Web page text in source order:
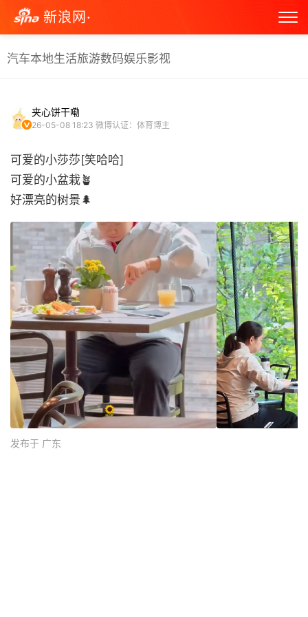
新浪网·
汽车本地生活旅游数码娱乐影视
夹心饼干嘞
26-05-08 18:23 微博认证：体育博主
可爱的小莎莎[笑哈哈]
可爱的小盆栽🪴
好漂亮的树景🌲 ​
发布于 广东